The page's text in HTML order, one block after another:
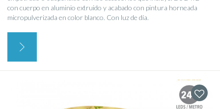
con cuerpo en aluminio extruido y acabado con pintura horneada
micropulverizada en color blanco. Con luz de día.